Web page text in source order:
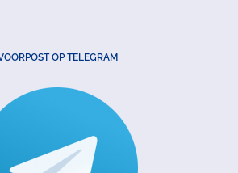
OP TELEGRAM